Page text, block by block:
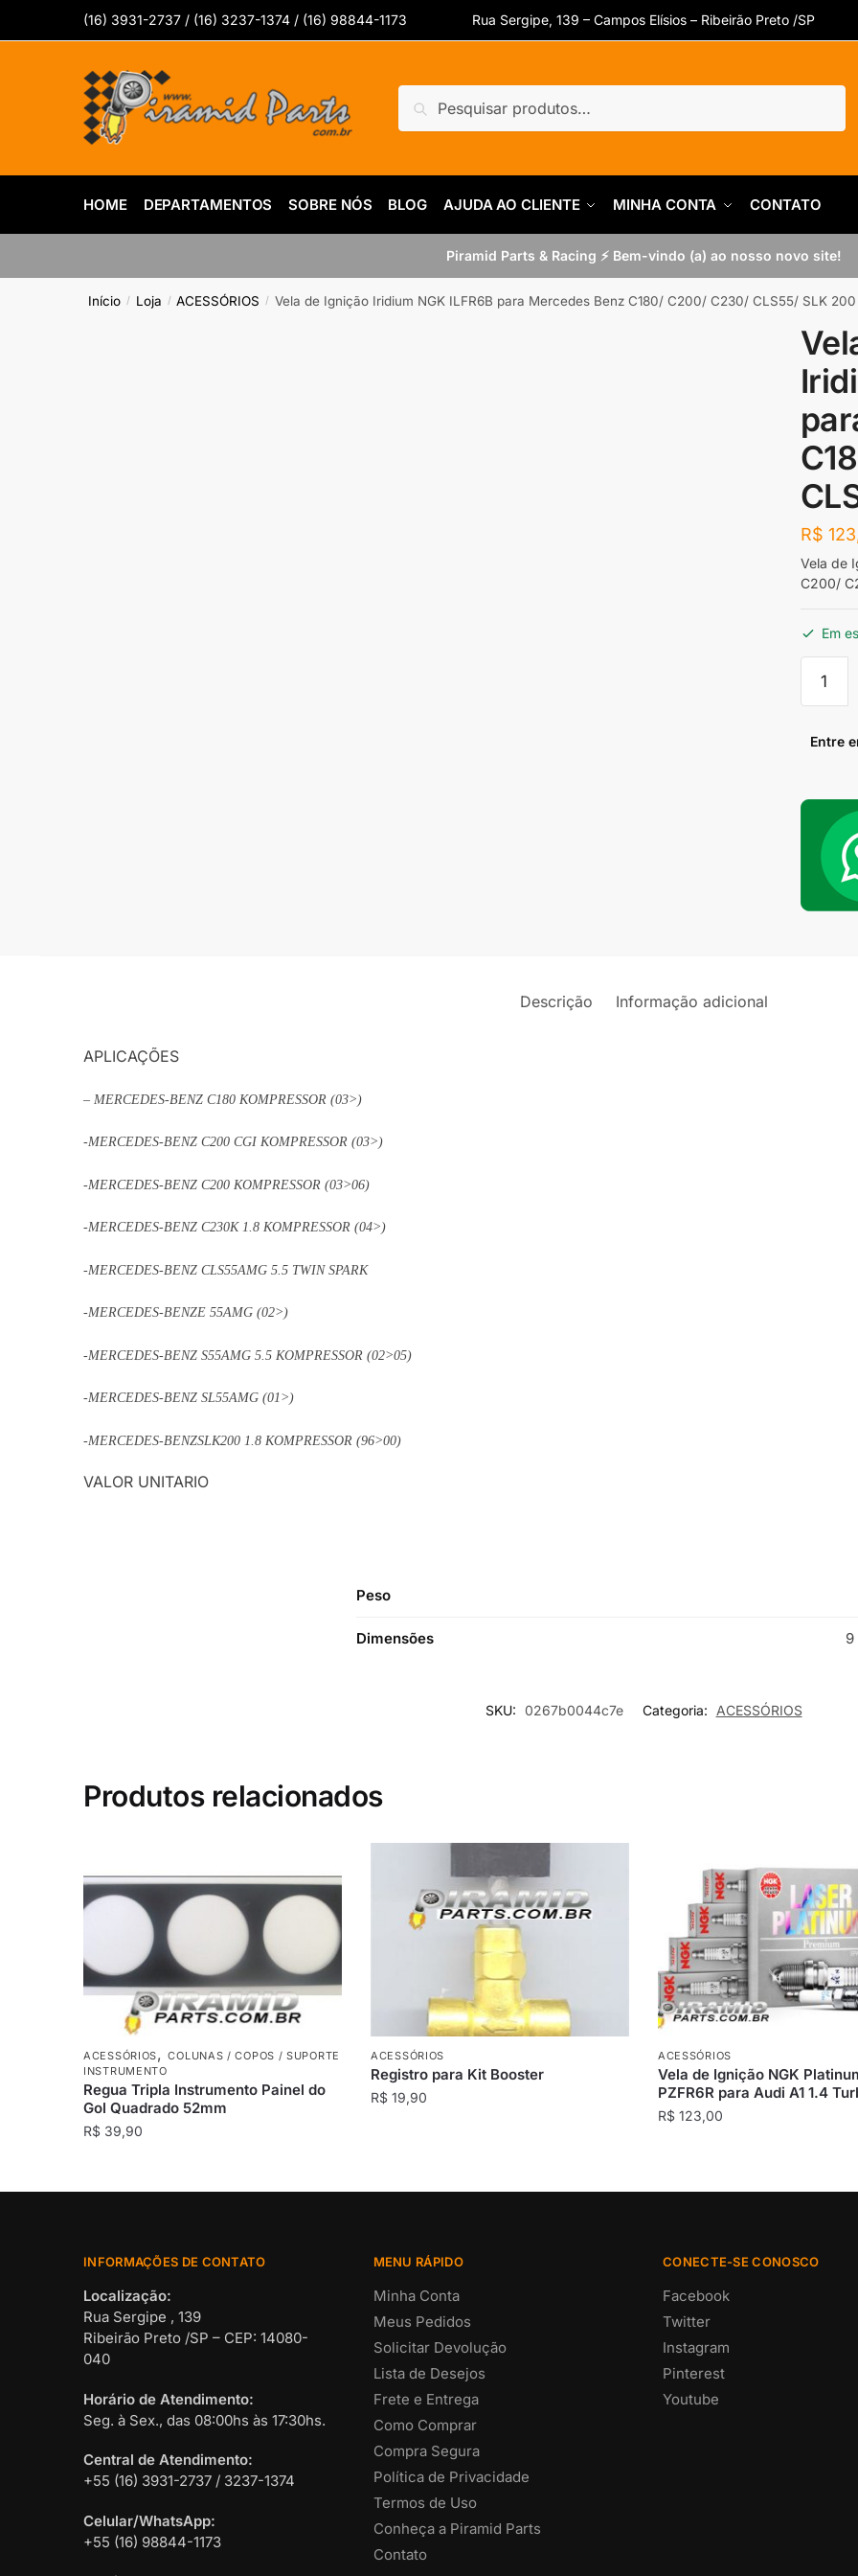
(16) 3931-2737 / (16) 3237-1374 / (16) 98844-1173 Rua Sergipe, 139 – Campos Elísios – Ribeirão Preto /SP
por:
Pesquisar
HOME DEPARTAMENTOS SOBRE NÓS BLOG AJUDA AO CLIENTE MINHA CONTA CONTATO
Piramid Parts & Racing ⚡ Bem-vindo (a) ao nosso novo site!
Início / Loja / ACESSÓRIOS / Vela de Ignição Iridium NGK ILFR6B para Mercedes Benz C180/ C200/ C230/ CLS55/ SLK 200
R$
Vela de
C200/
Em
Iridium
para
Benz
C180/
C200/
Entre
Descrição Informação adicional
APLICAÇÕES
– MERCEDES-BENZ C180 KOMPRESSOR (03>)
-MERCEDES-BENZ C200 CGI KOMPRESSOR (03>)
-MERCEDES-BENZ C200 KOMPRESSOR (03>06)
-MERCEDES-BENZ C230K 1.8 KOMPRESSOR (04>)
-MERCEDES-BENZ CLS55AMG 5.5 TWIN SPARK
-MERCEDES-BENZE 55AMG (02>)
-MERCEDES-BENZ S55AMG 5.5 KOMPRESSOR (02>05)
-MERCEDES-BENZ SL55AMG (01>)
-MERCEDES-BENZSLK200 1.8 KOMPRESSOR (96>00)
VALOR UNITARIO
Peso
Dimensões 9
SKU: 0267b0044c7e Categoria: ACESSÓRIOS
Produtos relacionados
ACESSÓRIOS,COLUNAS / COPOS / SUPORTE
INSTRUMENTO
Regua Tripla Instrumento Painel do
Gol Quadrado 52mm
R$ 39,90
ACESSÓRIOS
Registro para Kit Booster
R$ 19,90
ACESSÓRIOS
Vela de Ignição NGK
PZFR6R para Audi A1 1.4
R$123,00
INFORMAÇÕES DE CONTATO
Localização:
Rua Sergipe , 139
Ribeirão Preto /SP – CEP: 14080-
040
Horário de Atendimento:
Seg. à Sex., das 08:00hs às 17:30hs.
Central de Atendimento:
+55 (16) 3931-2737 / 3237-1374
Celular/WhatsApp:
+55 (16) 98844-1173
MENU RÁPIDO
Minha Conta
Meus Pedidos
Solicitar Devolução
Lista de Desejos
Frete e Entrega
Como Comprar
Compra Segura
Política de Privacidade
Termos de Uso
Conheça a Piramid Parts
Contato
CONECTE-SE CONOSCO
Facebook
Twitter
Instagram
Pinterest
Youtube